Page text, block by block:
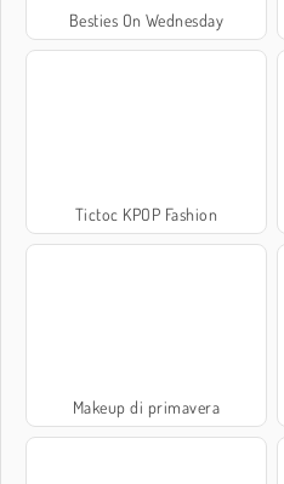
Besties On Wednesday
Tictoc KPOP Fashion
Makeup di primavera